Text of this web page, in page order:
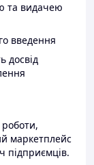
та видачею
введення
досвід
маркетплейс
підприємців.